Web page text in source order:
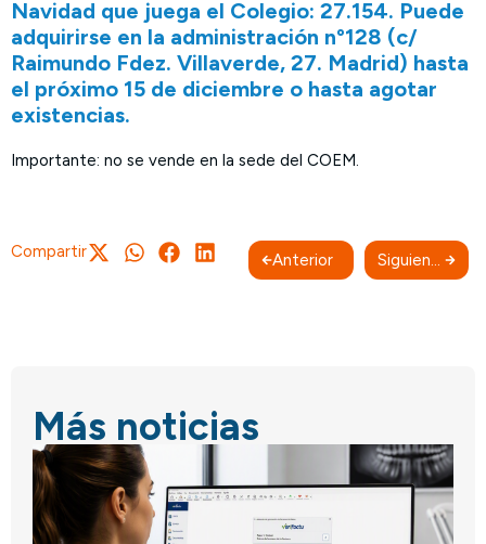
Navidad que juega el Colegio: 27.154. Puede
adquirirse en la administración nº128 (c/
Raimundo Fdez. Villaverde, 27. Madrid) hasta
el próximo 15 de diciembre o hasta agotar
existencias.
Importante: no se vende en la sede del COEM.
Compartir Anterior Siguiente
Más noticias